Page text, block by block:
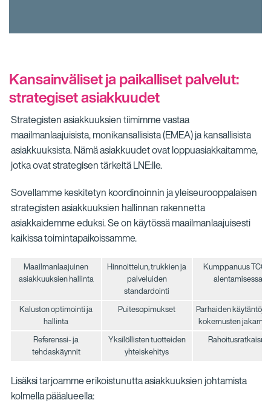
Kansainväliset ja paikalliset palvelut:
strategiset asiakkuudet
Strategisten asiakkuuksien tiimimme vastaa
maailmanlaajuisista, monikansallisista (EMEA) ja kansallisista
asiakkuuksista. Nämä asiakkuudet ovat loppuasiakkaitamme,
jotka ovat strategisen tärkeitä LNE:lle.
Sovellamme keskitetyn koordinoinnin ja yleiseurooppalaisen
strategisten asiakkuuksien hallinnan rakennetta
asiakkaidemme eduksi. Se on käytössä maailmanlaajuisesti
kaikissa toimintapaikoissamme.
Maailmanlaajuinen
asiakkuuksien hallinta
Hinnoittelun, trukkien ja
palveluiden
standardointi
Kumppanuus
alentamisessa
Kaluston optimointi ja
hallinta
Puitesopimukset
Parhaiden
kokemusten
Referenssi- ja
tehdaskäynnit
Yksilöllisten tuotteiden
yhteiskehitys
Rahoitusratkaisut
Lisäksi tarjoamme erikoistunutta asiakkuuksien johtamista
kolmella pääalueella: